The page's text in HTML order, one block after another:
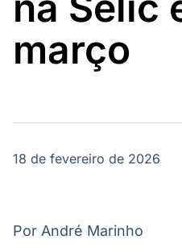
março
18 de fevereiro de 2026
Por André Marinho